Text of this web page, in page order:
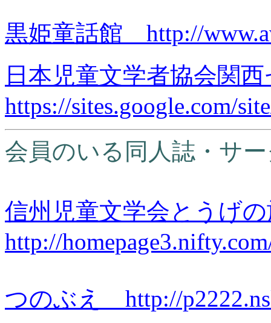
黒姫童話館 http://
日本児童文学者協会関
https://sites.google.com/
会員のいる同人誌・サ
信州児童文学会とうげ
http://
つのぶえ http://